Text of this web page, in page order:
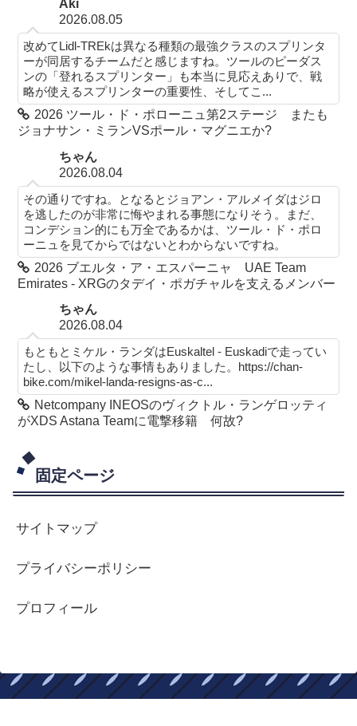
Aki
2026.08.05
改めてLidl-TREkは異なる種類の最強クラスのスプリンタ
ーが同居するチームだと感じますね。ツールのピーダス
ンの「登れるスプリンター」も本当に見応えありで、戦
略が使えるスプリンターの重要性、そしてこ...
2026 ツール・ド・ポローニュ第2ステージ またも
ジョナサン・ミランVSポール・マグニエか?
ちゃん
2026.08.04
その通りですね。となるとジョアン・アルメイダはジロ
を逃したのが非常に悔やまれる事態になりそう。まだ、
コンデション的にも万全であるかは、ツール・ド・ポロ
ーニュを見てからではないとわからないですね。
2026 ブエルタ・ア・エスパーニャ UAE Team
Emirates - XRGのタデイ・ポガチャルを支えるメンバー
ちゃん
2026.08.04
もともとミケル・ランダはEuskaltel - Euskadiで走ってい
たし、以下のような事情もありました。https://chan-
bike.com/mikel-landa-resigns-as-c...
Netcompany INEOSのヴィクトル・ランゲロッティ
がXDS Astana Teamに電撃移籍 何故?
固定ページ
サイトマップ
プライバシーポリシー
プロフィール